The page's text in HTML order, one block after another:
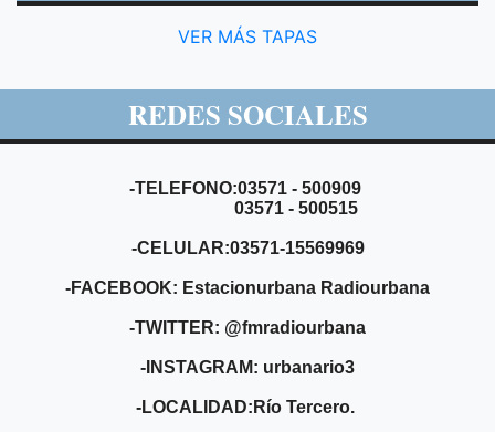
VER MÁS TAPAS
REDES SOCIALES
-TELEFONO:03571 - 500909
03571 - 500515
-CELULAR:03571-15569969
-FACEBOOK: Estacionurbana Radiourbana
-TWITTER: @fmradiourbana
-INSTAGRAM: urbanario3
-LOCALIDAD:Río Tercero.